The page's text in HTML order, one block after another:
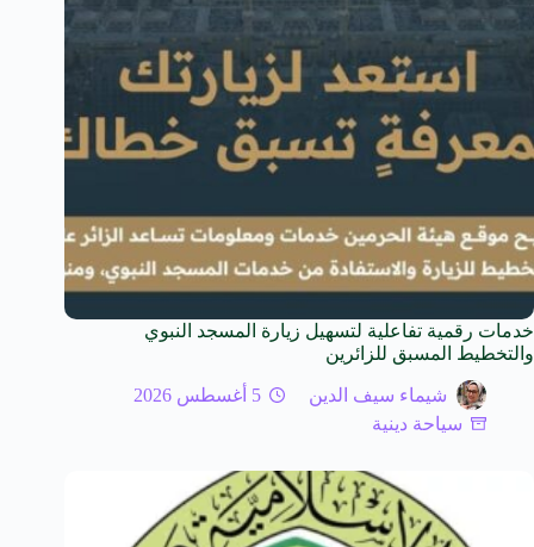
خدمات رقمية تفاعلية لتسهيل زيارة المسجد النبوي
والتخطيط المسبق للزائرين
شيماء سيف الدين
5 أغسطس 2026
سياحة دينية